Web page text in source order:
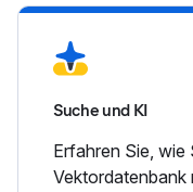
Suche und KI
Erfahren Sie, wie
Vektordatenbank